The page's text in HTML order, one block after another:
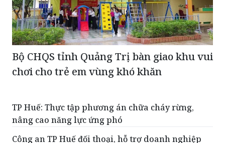
Bộ CHQS tỉnh Quảng Trị bàn giao khu vui
chơi cho trẻ em vùng khó khăn
TP Huế: Thực tập phương án chữa cháy rừng,
nâng cao năng lực ứng phó
Công an TP Huế đối thoại, hỗ trợ doanh nghiệp